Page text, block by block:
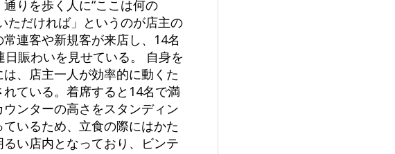
りを歩く人に“ここは何の
ただければ」というのが店主の
連客や新規客が来店し、14名
賑わいを見せている。 自身を
、店主一人が効率的に動くた
ている。着席すると14名で満
ンターの高さをスタンディン
いるため、立食の際にはかた
い店内となっており、ビンテ